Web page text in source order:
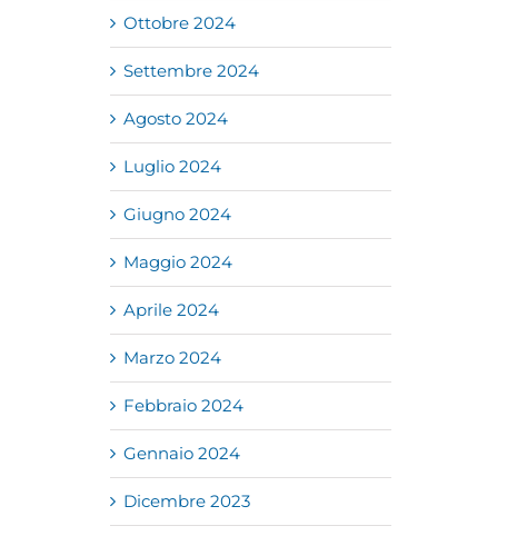
Ottobre 2024
Settembre 2024
Agosto 2024
Luglio 2024
Giugno 2024
Maggio 2024
Aprile 2024
Marzo 2024
Febbraio 2024
Gennaio 2024
Dicembre 2023